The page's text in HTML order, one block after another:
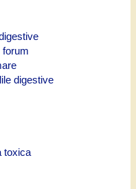
forum
digestive
toxica